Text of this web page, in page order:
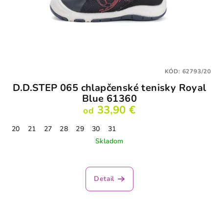
D.D.STEP 065 chlapčenské tenisky Royal
Blue 61360
od 33,90 €
20 21 27 28 29 30
31
Skladom
Detail
KÓD: 62793/20